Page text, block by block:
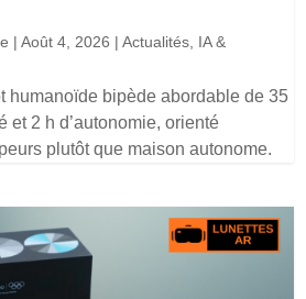
|Août 4, 2026 |Actualités IA &
humanoïde bipède abordable de 35
et 2 h d’autonomie, orienté
plutôt que maison autonome.